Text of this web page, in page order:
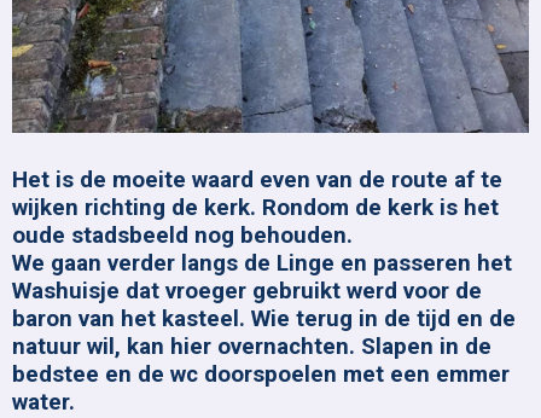
Het is de moeite waard even van de route af te
wijken richting de kerk. Rondom de kerk is het
oude stadsbeeld nog behouden.
We gaan verder langs de Linge en passeren het
Washuisje dat vroeger gebruikt werd voor de
baron van het kasteel. Wie terug in de tijd en de
natuur wil, kan hier overnachten. Slapen in de
bedstee en de wc doorspoelen met een emmer
water.